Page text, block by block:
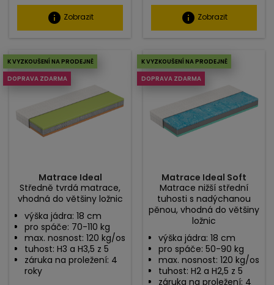
info Zobrazit info Zobrazit
K VYZKOUŠENÍ NA PRODEJNĚ
DOPRAVA ZDARMA
Matrace Ideal
Středně tvrdá matrace,
vhodná do většiny ložnic
výška jádra: 18 cm
pro spáče: 70-110 kg
max. nosnost: 120 kg/os
tuhost: H3 a H3,5 z 5
záruka na proležení: 4
roky
K VYZKOUŠENÍ NA PRODEJNĚ
DOPRAVA ZDARMA
Matrace Ideal Soft
Matrace nižší střední
tuhosti s nadýchanou
pěnou, vhodná do většiny
ložnic
výška jádra: 18 cm
pro spáče: 50-90 kg
max. nosnost: 120 kg/os
tuhost: H2 a H2,5 z 5
záruka na proležení: 4